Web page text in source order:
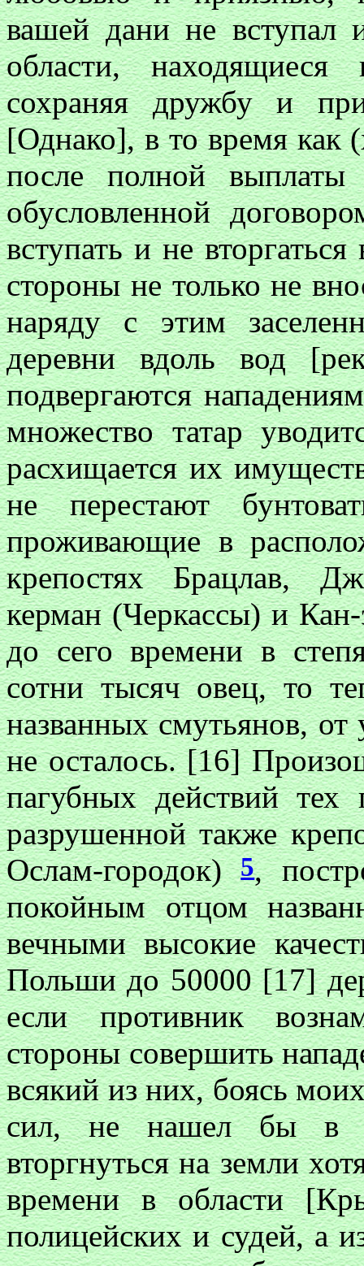
вашей дани не вступал
области,
сохраняя дружбу и
[Однако], в то время как
после полной
обусловленной
вступать и не
стороны не только не
наряду с этим
деревни вдоль вод
подвергаются
множество татар
расхищается их
не перестают
проживающие в
крепостях Брацлав,
керман (Черкассы) и
до сего времени в
сотни тысяч овец, то
названных смутьянов,
не осталось. [16]
пагубных действий тех
разрушенной также
Ослам-городок)5,
покойным отцом
вечными высокие
Польши до 50000 [17]
если противник
стороны совершить
всякий из них, боясь
сил, не нашел бы в
вторгнуться на земли
времени в области
полицейских и судей, а